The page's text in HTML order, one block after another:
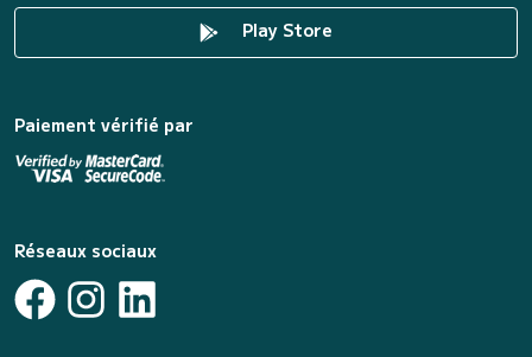
Play Store
Paiement vérifié par
Réseaux sociaux